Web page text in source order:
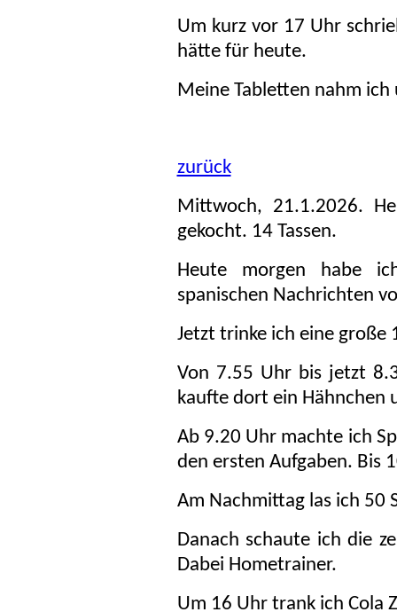
Um kurz vor 17 Uhr
hätte für heute.
Meine Tabletten nahm ich
zurück
Mittwoch, 21.1.2026.
gekocht. 14 Tassen.
Heute morgen habe
spanischen Nachrichten
Jetzt trinke ich eine große
Von 7.55 Uhr bis jetzt
kaufte dort ein Hähnchen
Ab 9.20 Uhr machte ich
den ersten Aufgaben. Bis
Am Nachmittag las ich 50
Danach schaute ich die
Dabei Hometrainer.
Um 16 Uhr trank ich Cola